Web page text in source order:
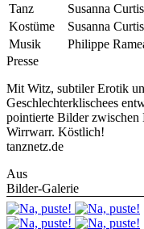
Tanz
Susanna
Kostüme
Susanna Curtis
Musik
Philippe
Presse
Mit Witz, subtiler Erotik
Geschlechterklischees
pointierte Bilder zwischen
Wirrwarr. Köstlich!
tanznetz.de
Aus
Bilder-Galerie